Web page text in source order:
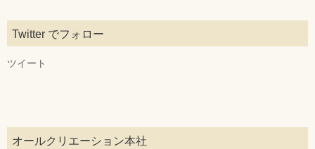
Twitter でフォロー
ツイート
オールクリエーション本社